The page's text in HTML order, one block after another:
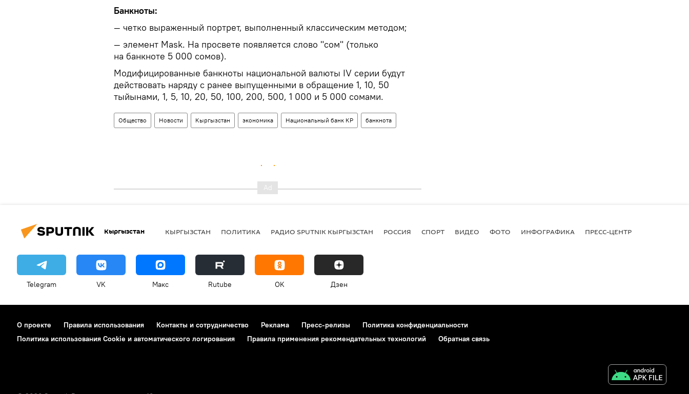
Банкноты:
— четко выраженный портрет, выполненный классическим методом;
— элемент Mask. На просвете появляется слово "сом" (только
на банкноте 5 000 сомов).
Модифицированные банкноты национальной валюты IV серии будут
действовать наряду с ранее выпущенными в обращение 1, 10, 50
тыйынами, 1, 5, 10, 20, 50, 100, 200, 500, 1 000 и 5 000 сомами.
Общество Новости Кыргызстан экономика Национальный банк КР банкнота
Кыргызстан КЫРГЫЗСТАН ПОЛИТИКА РАДИО SPUTNIK КЫРГЫЗСТАН РОССИЯ СПОРТ ВИДЕО ФОТО ИНФОГРАФИКА ПРЕСС-ЦЕНТР
Telegram VK Макс Rutube OK Дзен
О проекте Правила использования Контакты и сотрудничество Реклама Пресс-релизы
Политика конфиденциальности
Политика использования Cookie и автоматического логирования
Правила применения рекомендательных технологий Обратная связь